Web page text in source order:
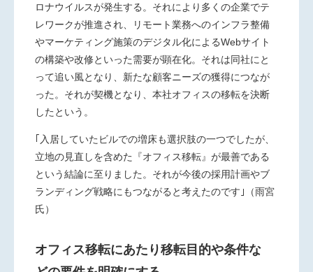
ロナウイルスが発生する。それにより多くの企業でテ
レワークが推進され、リモート業務へのインフラ整備
やマーケティング施策のデジタル化によるWebサイト
の構築や改修といった需要が顕在化。それは同社にと
って追い風となり、新たな顧客ニーズの獲得につなが
った。それが契機となり、本社オフィスの移転を決断
したという。
｢入居していたビルでの増床も選択肢の一つでしたが、
立地の見直しを含めた『オフィス移転』が最善である
という結論に至りました。それが今後の採用計画やブ
ランディング戦略にもつながると考えたのです｣（雨宮
氏）
オフィス移転にあたり移転目的や条件な